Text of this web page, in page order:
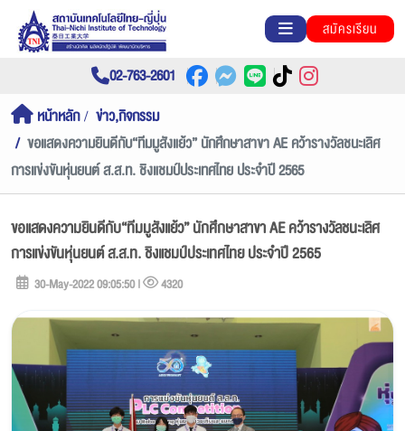
สมัครเรียน
02-763-2601
หน้าหลัก
ข่าว,กิจกรรม
ขอแสดงความยินดีกับ“ทีมมูสังแย้ว” นักศึกษาสาขา AE คว้ารางวัลชนะเลิศ
การแข่งขันหุ่นยนต์ ส.ส.ท. ชิงแชมป์ประเทศไทย ประจำปี 2565
ขอแสดงความยินดีกับ“ทีมมูสังแย้ว” นักศึกษาสาขา AE คว้ารางวัลชนะเลิศ
การแข่งขันหุ่นยนต์ ส.ส.ท. ชิงแชมป์ประเทศไทย ประจำปี 2565
30-May-2022 09:05:50 | 4320